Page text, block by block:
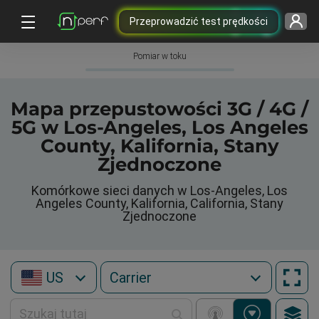
Przeprowadzić test prędkości
Pomiar w toku
Mapa przepustowości 3G / 4G /
5G w Los-Angeles, Los Angeles
County, Kalifornia, Stany
Zjednoczone
Komórkowe sieci danych w Los-Angeles, Los
Angeles County, Kalifornia, California, Stany
Zjednoczone
US